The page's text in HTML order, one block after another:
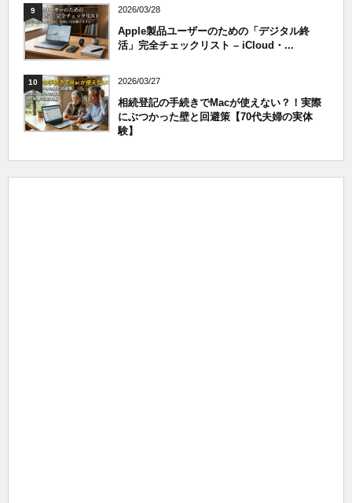
9 2026/03/28
Apple製品ユーザーのための「デジタル終
活」完全チェックリスト – iCloud・...
10 2026/03/27
相続登記の手続きでMacが使えない？！実際
にぶつかった壁と回避策【70代夫婦の実体
験】